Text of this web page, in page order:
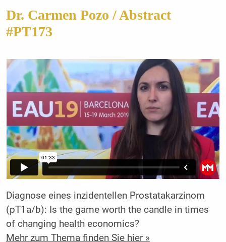
Dr. Carmen Pozo / Abstract
#PT173
Diagnose eines inzidentellen Prostatakarzinom
(pT1a/b): Is the game worth the candle in times
of changing health economics?
Mehr zum Thema finden Sie hier »